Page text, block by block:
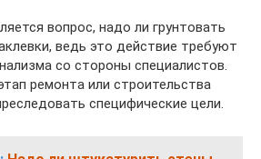
вопрос, надо ли грунтовать
ведь это действие требуют
со стороны специалистов.
ремонта или строительства
специфические цели.